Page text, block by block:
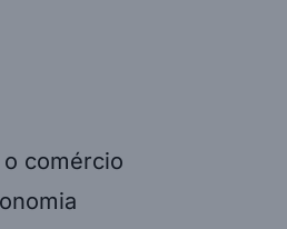
comércio